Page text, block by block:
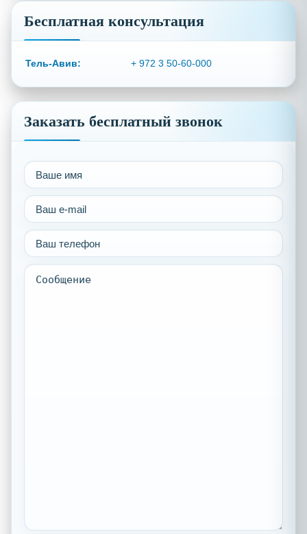
Бесплатная консультация
Тель-Авив: + 972 3 50-60-000
Заказать бесплатный звонок